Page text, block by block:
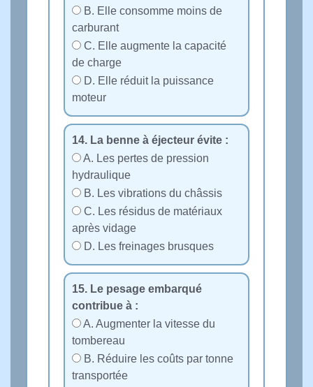
B. Elle consomme moins de
carburant
C. Elle augmente la capacité
de charge
D. Elle réduit la puissance
moteur
14. La benne à éjecteur évite :
A. Les pertes de pression
hydraulique
B. Les vibrations du châssis
C. Les résidus de matériaux
après vidage
D. Les freinages brusques
15. Le pesage embarqué
contribue à :
A. Augmenter la vitesse du
tombereau
B. Réduire les coûts par tonne
transportée